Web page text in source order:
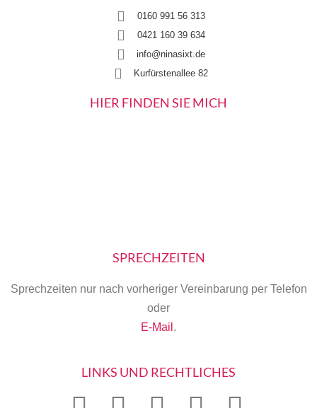
0160 991 56 313
0421 160 39 634
info@ninasixt.de
Kurfürstenallee 82
HIER FINDEN SIE MICH
SPRECHZEITEN
Sprechzeiten nur nach vorheriger Vereinbarung per Telefon
oder
E-Mail .
LINKS UND RECHTLICHES